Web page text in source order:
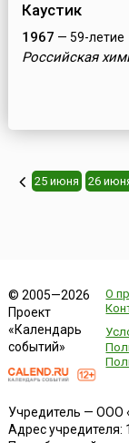
Каустик
1967 — 59-летие
Российская
25 июня 26
© 2005—2026
Проект
«Календарь
событий»
О
Учредитель — ООО
Адрес учредителя: